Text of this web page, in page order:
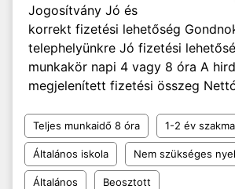
Jogosítvány Jó és
korrekt fizetési lehetőség
telephelyünkre Jó fizetési
munkakör napi 4 vagy 8 óra A
megjelenített fizetési összeg
Teljes munkaidő 8 óra 1-2 év
Általános iskola Nem szükséges
Általános Beosztott